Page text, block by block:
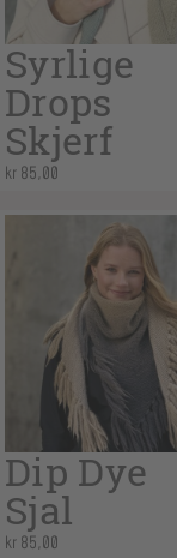
Syrlige
Drops
Skjerf
kr 85,00
Dip Dye
Sjal
kr 85,00